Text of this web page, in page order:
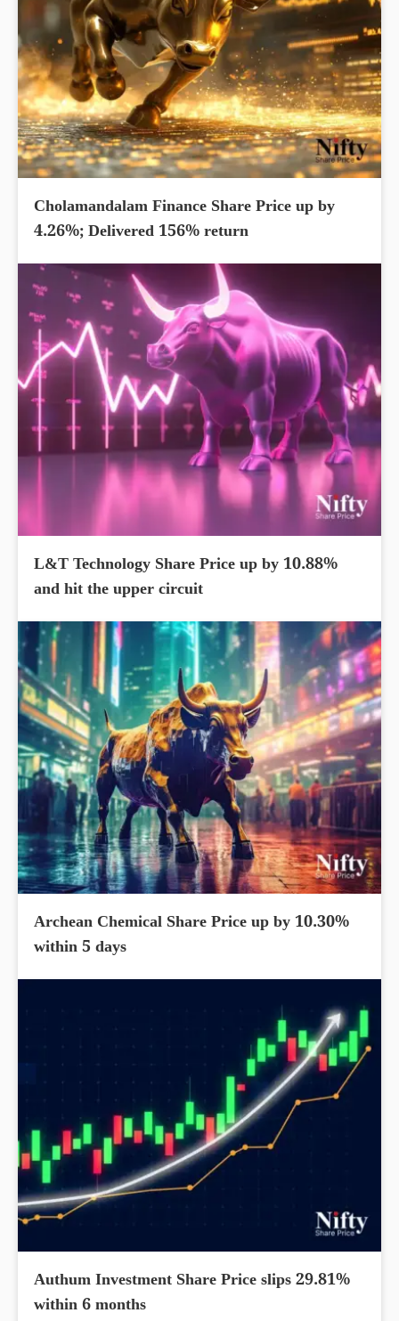
Cholamandalam Finance Share Price up by
4.26%; Delivered 156% return
L&T Technology Share Price up by 10.88%
and hit the upper circuit
Archean Chemical Share Price up by 10.30%
within 5 days
Authum Investment Share Price slips 29.81%
within 6 months